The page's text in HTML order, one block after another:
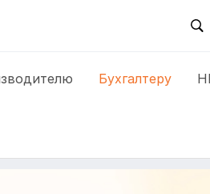
Бухгалтеру